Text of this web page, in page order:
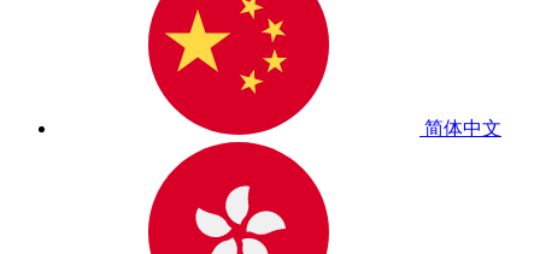
简体中文